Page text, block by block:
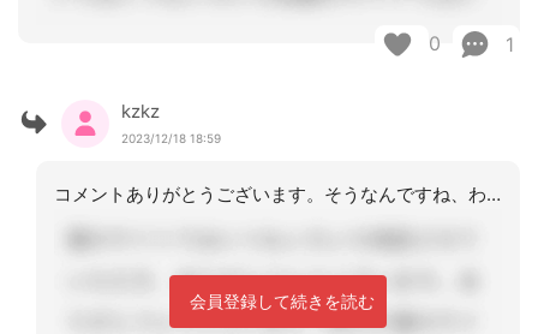
0 1
kzkz
2023/12/18 18:59
コメントありがとうございます。そうなんですね、わかりました。連絡し連携を図ります
会員登録して続きを読む